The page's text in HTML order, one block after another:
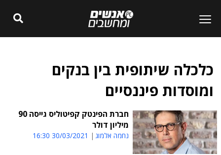
כלכלה שיתופית בין בנקים
ומוסדות פיננסיים
חברת הפינטק קפיטוליס גייסה 90
מיליון דולר
נחמה אלמוג 30/03/2021 16:30